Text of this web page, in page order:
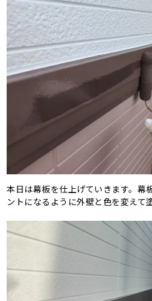
本日は幕板を仕上げていきます。幕
ントになるように外壁と色を変えて